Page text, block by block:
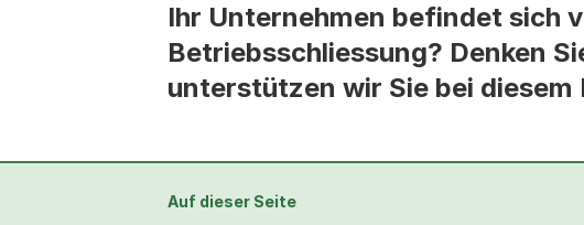
Ihr Unternehmen befindet sich
Betriebsschliessung? Denken
unterstützen wir Sie bei diesem
Auf dieser Seite